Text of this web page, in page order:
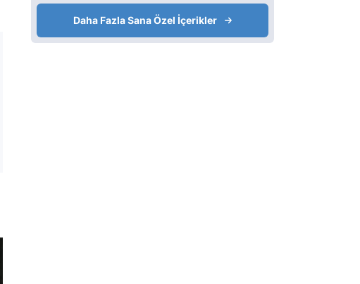
Daha Fazla Sana Özel İçerikler